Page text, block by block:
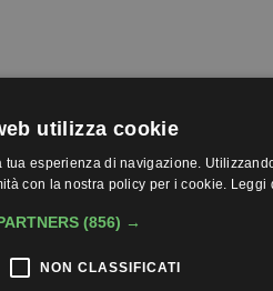
utilizza cookie
esperienza di navigazione.
con la nostra policy per i cookie. Leggi
(856) →
NON CLASSIFICATI